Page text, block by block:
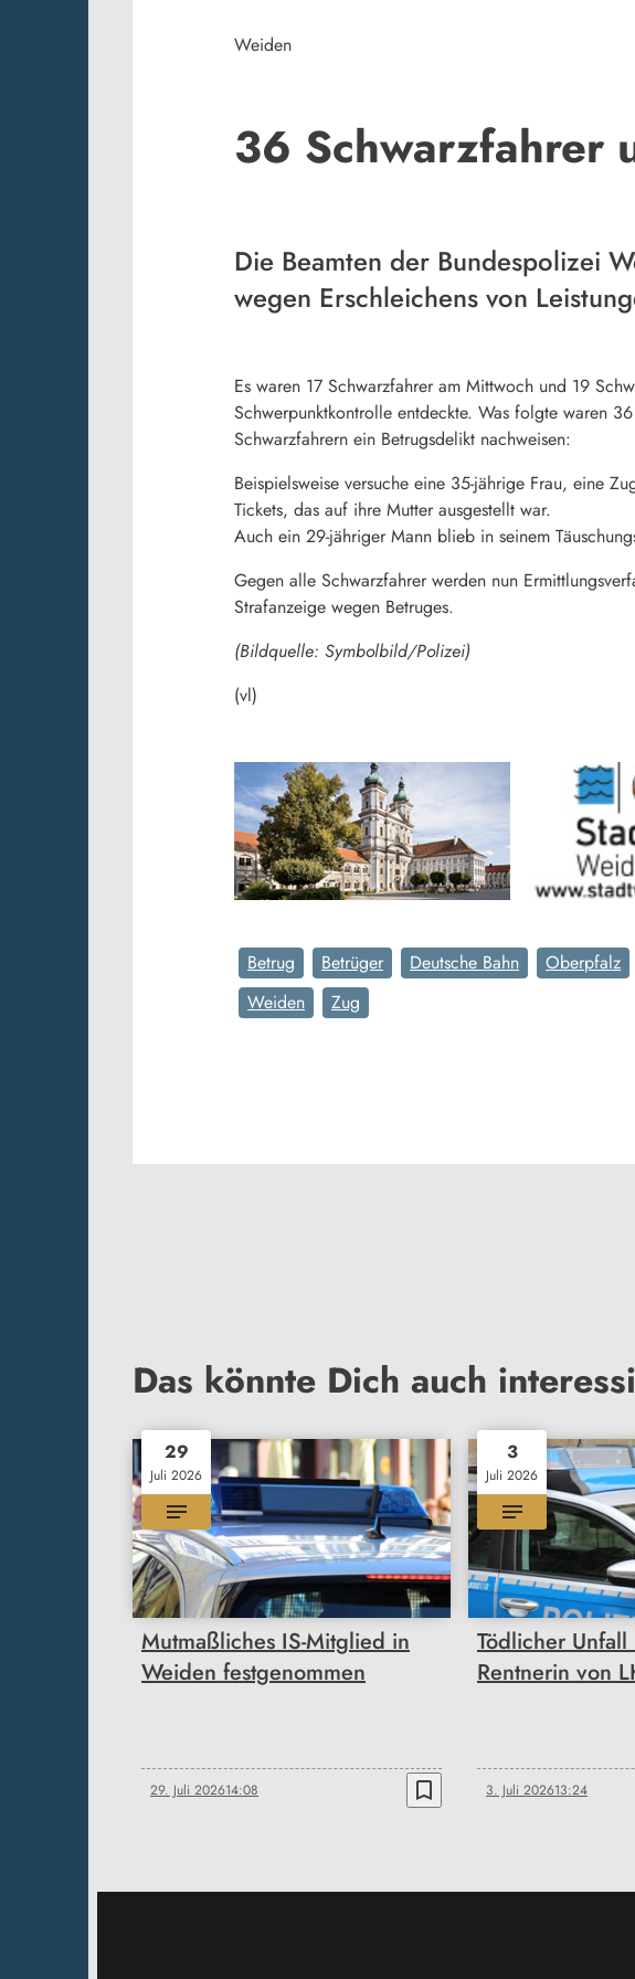
Weiden
36 Schwarzfahrer
Die Beamten der Bundespolizei
wegen Erschleichens von
Es waren 17 Schwarzfahrer am Mittwoch und 19
Schwerpunktkontrolle entdeckte. Was folgte waren
Schwarzfahrern ein Betrugsdelikt nachweisen:
Beispielsweise versuche eine 35-jährige Frau, eine
Tickets, das auf ihre Mutter ausgestellt war.
Auch ein 29-jähriger Mann blieb in seinem
Gegen alle Schwarzfahrer werden nun
Strafanzeige wegen Betruges.
(Bildquelle: Symbolbild/Polizei)
(vl)
Betrug Betrüger Deutsche Bahn Oberpfalz
Weiden
Zug
Das könnte Dich auch
29
Juli 2026
Mutmaßliches IS-Mitglied in
Weiden festgenommen
29. Juli 202614:08 bookmark_border
3
Juli 2026
Tödlicher
Rentnerin von
3. Juli 202613:24